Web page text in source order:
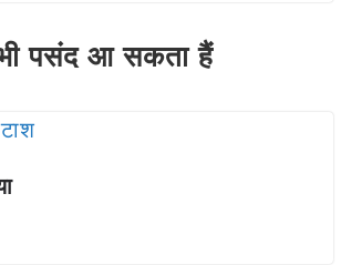
पसंद आ सकता हैं